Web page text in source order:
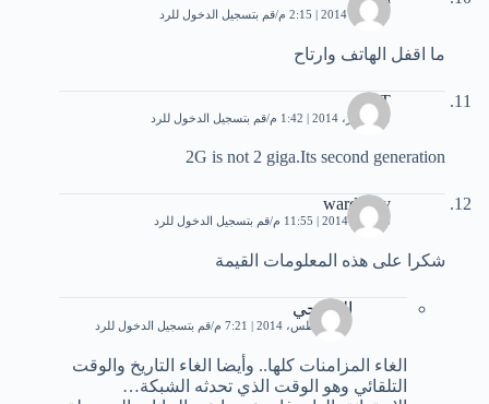
11 يناير، 2014 | 2:15 م قم بتسجيل الدخول للرد
ما اقفل الهاتف وارتاح
IT
11 فبراير، 2014 | 1:42 م قم بتسجيل الدخول للرد
2G is not 2 giga.Its second generation
warda aly
6 أبريل، 2014 | 11:55 م قم بتسجيل الدخول للرد
شكرا على هذه المعلومات القيمة
الجارحي
27 أغسطس، 2014 | 7:21 م قم بتسجيل الدخول للرد
الغاء المزامنات كلها.. وأيضا الغاء التاريخ والوقت
التلقائي وهو الوقت الذي تحدثه الشبكة…